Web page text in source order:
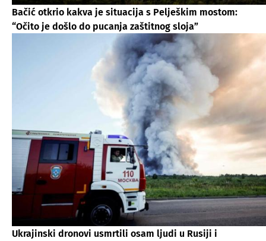
Bačić otkrio kakva je situacija s Pelješkim mostom:
“Očito je došlo do pucanja zaštitnog sloja”
Ukrajinski dronovi usmrtili osam ljudi u Rusiji i